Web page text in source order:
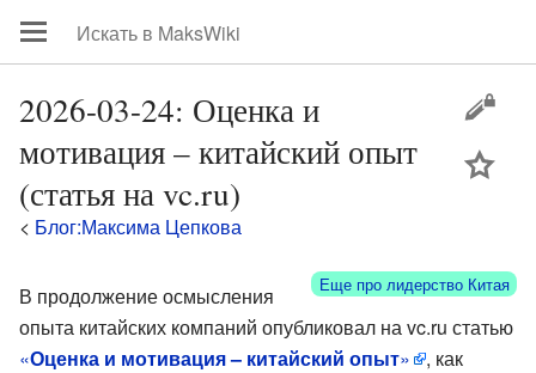
2026-03-24: Оценка и
мотивация – китайский опыт
(статья на vc.ru)
< Блог:Максима Цепкова
Еще про лидерство Китая
В продолжение осмысления
опыта китайских компаний опубликовал на vc.ru статью
«Оценка и мотивация – китайский опыт»
, как